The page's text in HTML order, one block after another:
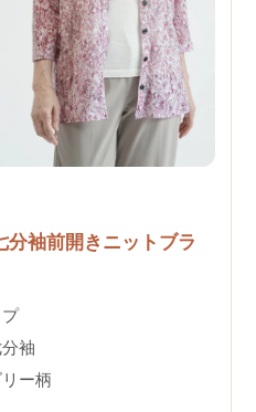
袖前開きニットブラ
袖
ー柄